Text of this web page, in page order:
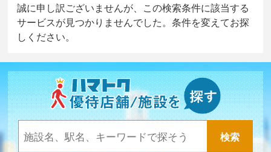
誠に申し訳ございませんが、この検索条件に該当する
サービスが見つかりませんでした。条件を変えてお探
しください。